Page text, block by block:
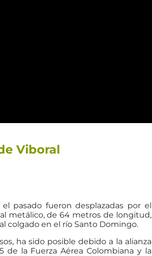
Viboral
pasado fueron desplazadas por el
metálico, de 64 metros de longitud,
colgado en el río Santo Domingo.
ha sido posible debido a la alianza
la Fuerza Aérea Colombiana y la